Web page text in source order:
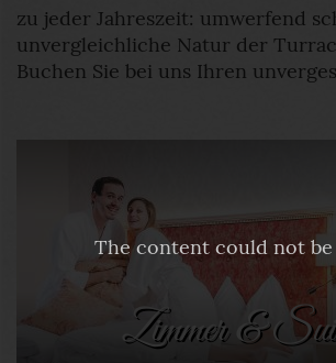
The content could not be
zu jeder Jahreszeit: umwerfend
unvergleichliche Natur der
Buchen Sie bei uns Ihren
Zimmer &